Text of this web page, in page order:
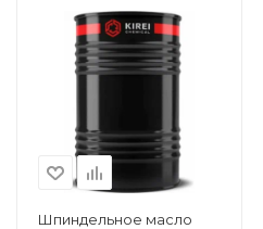
Шпиндельное масло